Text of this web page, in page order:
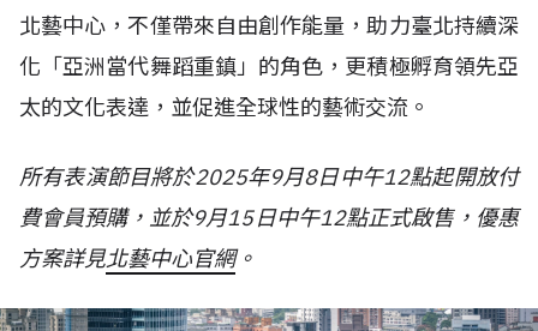
北藝中心，不僅帶來自由創作能量，助力臺北持續深
化「亞洲當代舞蹈重鎮」的角色，更積極孵育領先亞
太的文化表達，並促進全球性的藝術交流。
所有表演節目將於2025年9月8日中午12點起開放付
費會員預購，並於9月15日中午12點正式啟售，優惠
方案詳見北藝中心官網。